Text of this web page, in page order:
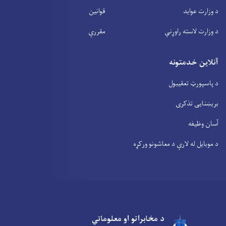
د وزارت عواید
د وزارت لاسته راوړنې
قوانین
مقررې
آنلاین خدمتونه
د پاسپورټ تعقیبول
بریښنایی تذکری
آسان وظیفه
د موبایل له لارې د معاشونو ورکړه
د مخابراتو او معلوماتي